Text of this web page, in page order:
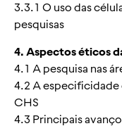
3.3.1 O uso das
pesquisas
4. Aspectos éticos
4.1 A pesquisa nas
4.2 A especificidade
CHS
4.3 Principais